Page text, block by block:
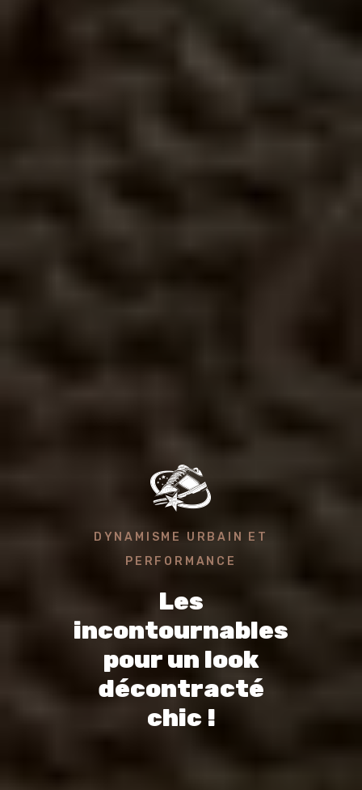
DYNAMISME URBAIN ET
PERFORMANCE
Les
incontournables
pour un look
décontracté
chic !